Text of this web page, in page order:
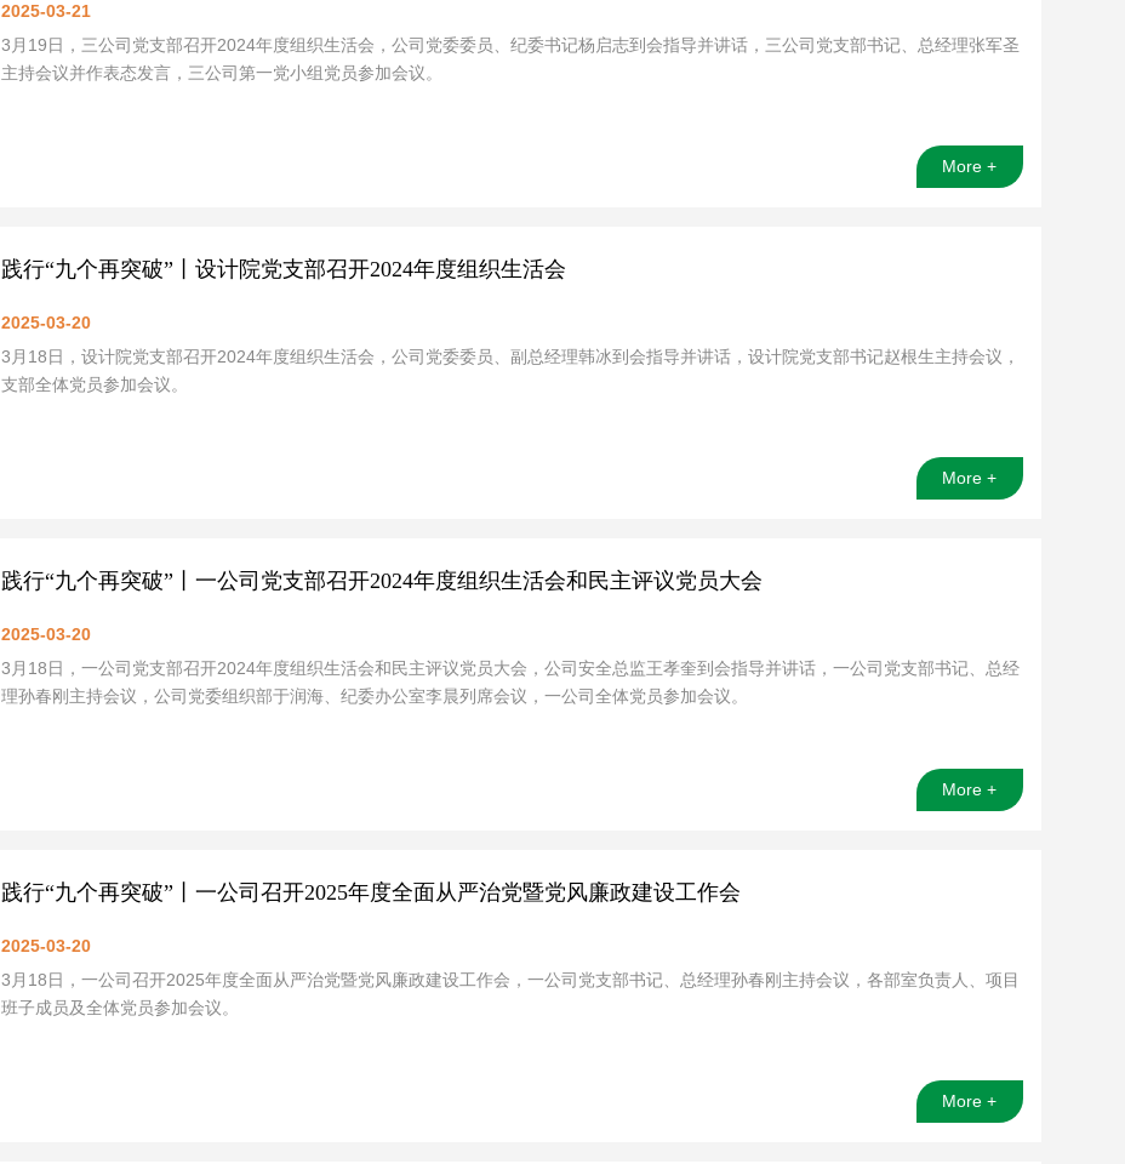
2025-03-21
3月19日，三公司党支部召开2024年度组织生活会，公司党委委员、纪委书记杨启志到会指导并讲话，三公司党支部书记、总经理张军圣
主持会议并作表态发言，三公司第一党小组党员参加会议。
More +
践行“九个再突破”丨设计院党支部召开2024年度组织生活会
2025-03-20
3月18日，设计院党支部召开2024年度组织生活会，公司党委委员、副总经理韩冰到会指导并讲话，设计院党支部书记赵根生主持会议，
支部全体党员参加会议。
More +
践行“九个再突破”丨一公司党支部召开2024年度组织生活会和民主评议党员大会
2025-03-20
3月18日，一公司党支部召开2024年度组织生活会和民主评议党员大会，公司安全总监王孝奎到会指导并讲话，一公司党支部书记、总经
理孙春刚主持会议，公司党委组织部于润海、纪委办公室李晨列席会议，一公司全体党员参加会议。
More +
践行“九个再突破”丨一公司召开2025年度全面从严治党暨党风廉政建设工作会
2025-03-20
3月18日，一公司召开2025年度全面从严治党暨党风廉政建设工作会，一公司党支部书记、总经理孙春刚主持会议，各部室负责人、项目
班子成员及全体党员参加会议。
More +